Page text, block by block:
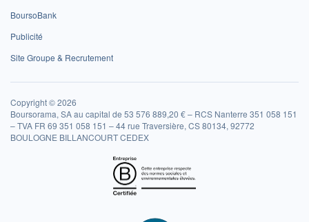
BoursoBank
Publicité
Site Groupe & Recrutement
Copyright © 2026
Boursorama, SA au capital de 53 576 889,20 € – RCS Nanterre 351 058 151
– TVA FR 69 351 058 151 – 44 rue Traversière, CS 80134, 92772
BOULOGNE BILLANCOURT CEDEX